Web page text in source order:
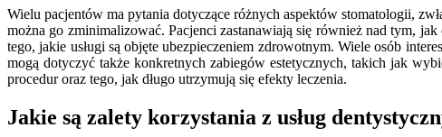
Wielu pacjentów ma pytania dotyczące różnych aspektów stomatologii,
można go zminimalizować. Pacjenci zastanawiają się również nad tym,
tego, jakie usługi są objęte ubezpieczeniem zdrowotnym. Wiele osób
mogą dotyczyć także konkretnych zabiegów estetycznych, takich jak
procedur oraz tego, jak długo utrzymują się efekty leczenia.
Jakie są zalety korzystania z usług